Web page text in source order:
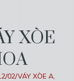
XÒE
02/VÁY XÒE A,